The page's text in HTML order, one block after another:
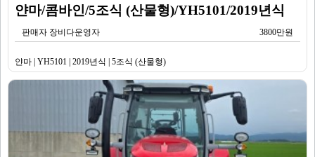
얀마/콤바인/5조식 (산물형)/YH5101/2019년식
판매자 장비다운영자 3800만원
얀마 | YH5101 | 2019년식 | 5조식 (산물형)